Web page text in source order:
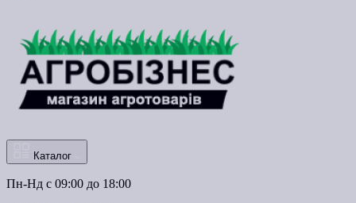
Каталог
Пн-Нд с 09:00 до 18:00